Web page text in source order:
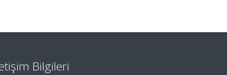
Bilgileri